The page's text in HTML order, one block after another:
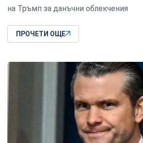
на Тръмп за данъчни облекчения
ПРОЧЕТИ ОЩЕ